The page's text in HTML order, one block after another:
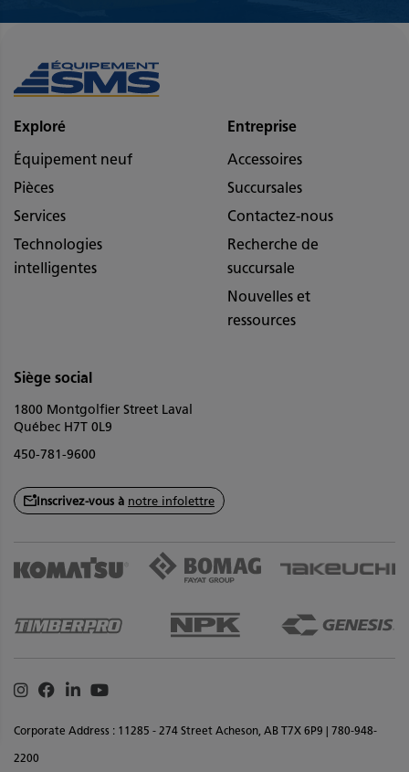
Exploré
Équipement neuf
Pièces
Services
Technologies
intelligentes
Entreprise
Accessoires
Succursales
Contactez-nous
Recherche de
succursale
Nouvelles et
ressources
Siège social
1800 Montgolfier Street Laval
Québec H7T 0L9
450-781-9600
Inscrivez-vous à notre infolettre
Corporate Address : 11285 - 274 Street Acheson, AB T7X 6P9 | 780-948-
2200
Instagram
Facebook
LinkedinYoutube